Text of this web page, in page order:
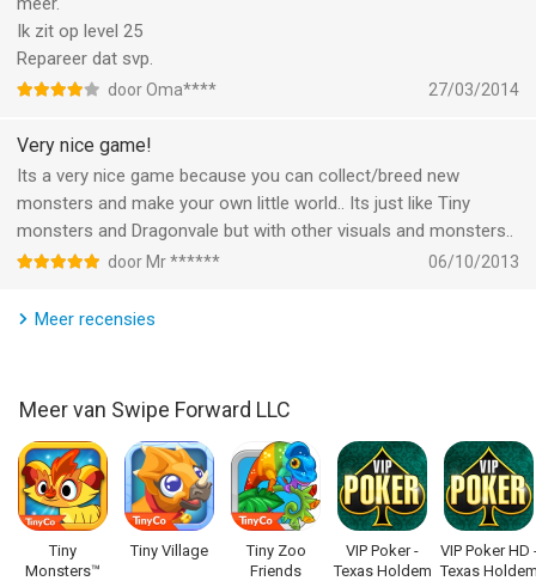
our fan page:
http://facebook.com/TinyCastleGame/
http://games.swipeforwardgames.com/websitetermsofuse.htm
Tiny Castle van Swipe Forward LLC is een app voor iPhone,
iPad en iPod touch met iOS versie 11.0 of hoger, geschikt
Ik zit op level 25
Repareer dat svp.
door Oma**** 27/03/2014
Very nice game!
Its a very nice game because you can collect/breed new
monsters and make your own little world.. Its just like Tiny
monsters and Dragonvale but with other visuals and monsters..
door Mr ****** 06/10/2013
Meer recensies
Meer van Swipe Forward LLC
Tiny
Monsters™
Tiny Village
Tiny Zoo
Friends
VIP Poker -
Texas Holdem
VIP Poker HD
Texas